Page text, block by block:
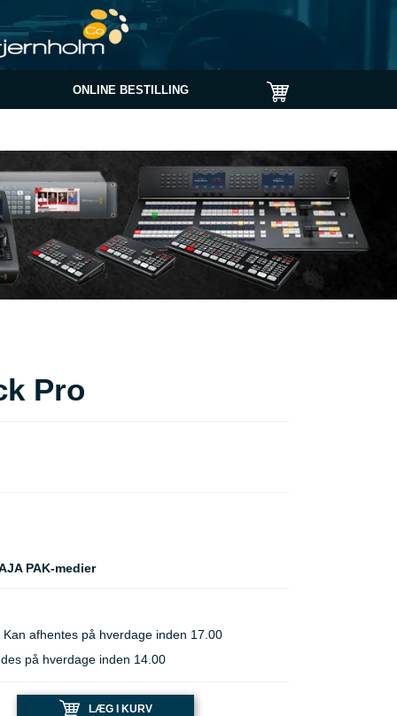
ONLINE BESTILLING
Pro
PAK-medier
afhentes på hverdage inden 17.00
på hverdage inden 14.00
LÆG I KURV